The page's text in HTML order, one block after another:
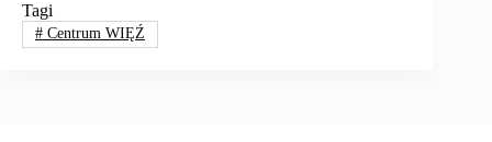
Tagi
#Centrum WIĘŹ